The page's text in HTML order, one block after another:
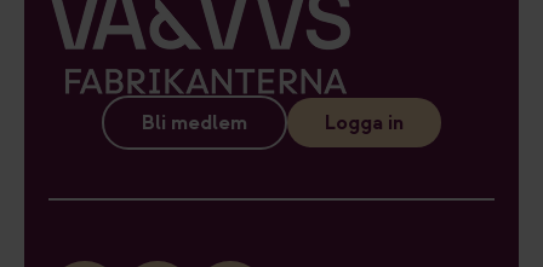
Bli medlem Logga in